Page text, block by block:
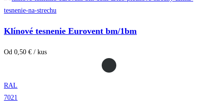
Klínové tesnenie Eurovent bm/1bm
Od 0,50 € / kus
RAL
7021